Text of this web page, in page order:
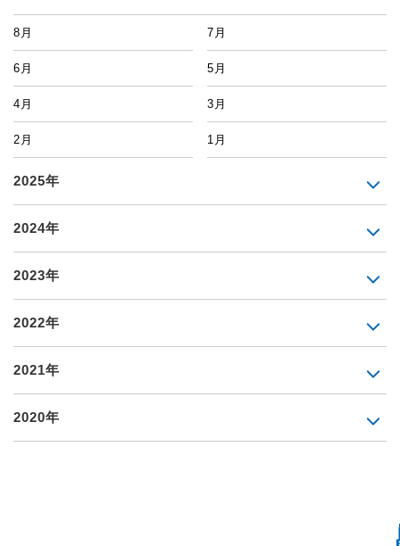
8月 7月
6月 5月
4月 3月
2月 1月
2025年
2024年
2023年
2022年
2021年
2020年